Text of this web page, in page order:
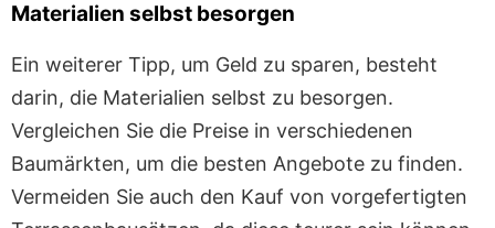
Materialien selbst besorgen
Ein weiterer Tipp, um Geld zu sparen, besteht
darin, die Materialien selbst zu besorgen.
Vergleichen Sie die Preise in verschiedenen
Baumärkten, um die besten Angebote zu finden.
Vermeiden Sie auch den Kauf von vorgefertigten